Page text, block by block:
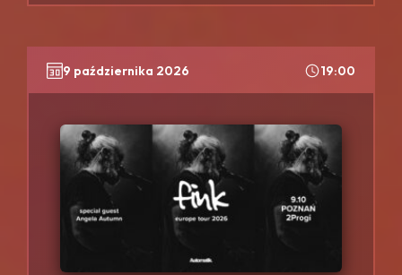
9 października 2026 19:00